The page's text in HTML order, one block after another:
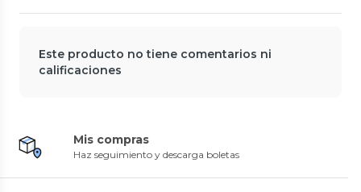
Este producto no tiene comentarios ni
calificaciones
Mis compras
Haz seguimiento y descarga boletas